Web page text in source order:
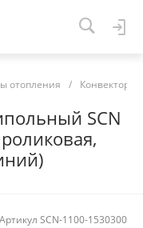
отопления / Конвекторы
SCN
Артикул SCN-1100-1530300